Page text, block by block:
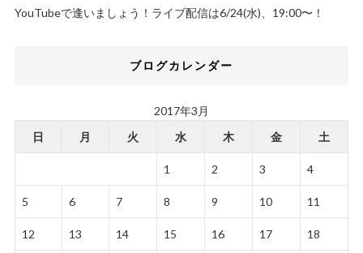
YouTubeで逢いましょう！ライブ配信は6/24(水)、19:00〜！
ブログカレンダー
2017年3月
日
月 火 水 木 金 土
1 2 3 4
5 6 7 8 9 10 11
12 13 14 15 16 17 18